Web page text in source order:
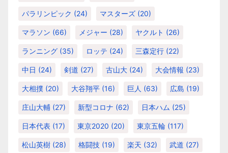
パラリンピック (24) マスターズ (20)
マラソン (66) メジャー (28) ヤクルト (26)
ランニング (35) ロッテ (24) 三森定行 (22)
中日 (24) 剣道 (27) 古山大 (24) 大会情報 (23)
大相撲 (20) 大谷翔平 (16) 巨人 (63) 広島 (19)
庄山大輔 (27) 新型コロナ (62) 日本ハム (25)
日本代表 (17) 東京2020 (20) 東京五輪 (117)
松山英樹 (28) 格闘技 (19) 楽天 (32) 武道 (27)